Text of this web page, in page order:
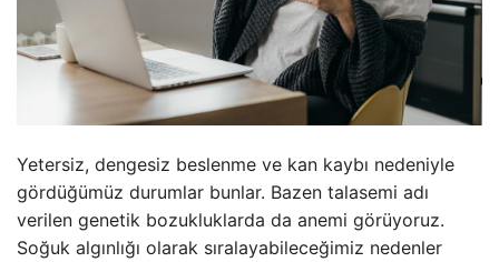
Yetersiz, dengesiz beslenme ve kan kaybı nedeniyle
gördüğümüz durumlar bunlar. Bazen talasemi adı
verilen genetik bozukluklarda da anemi görüyoruz.
Soğuk algınlığı olarak sıralayabileceğimiz nedenler